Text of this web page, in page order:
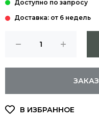
Доставка: от 6 недель